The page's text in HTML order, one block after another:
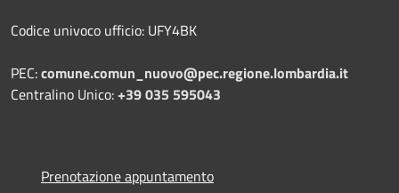
Codice univoco ufficio: UFY4BK
PEC:comune.comun_nuovo@pec.regione.lombardia.it
Centralino Unico:+39 035 595043
Prenotazione appuntamento